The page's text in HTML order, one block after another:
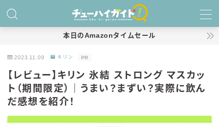
特集！
本日のAmazonタイムセール
2023.11.09 キリン PR
【レビュー】キリン 氷結 ストロング マスカッ
ト（期間限定）｜うまい？まずい？実際に飲ん
だ感想を紹介！